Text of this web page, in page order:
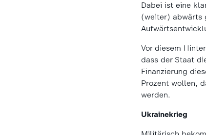
Dabei ist eine
(weiter) abwärts
Vor diesem
dass der Staat
Finanzierung
Prozent wollen,
werden.
Ukrainekrieg